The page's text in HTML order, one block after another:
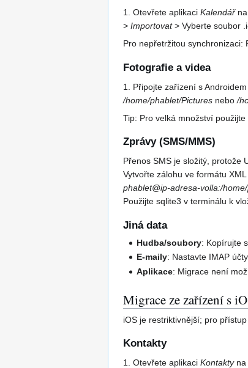
1. Otevřete aplikaci Kalendářna
> Importovat> Vyberte soubor
Pro nepřetržitou synchronizaci:
Fotografie a videa
1. Připojte zařízení s
/home/phablet/Pictures nebo /
Tip: Pro velká množství
Zprávy (SMS/MMS)
Přenos SMS je složitý, protože
Vytvořte zálohu ve formátu
phablet@ip-adresa-volla:/
Použijte sqlite3 v terminálu k
Jiná data
Hudba/soubory: Kopírujte
E-maily: Nastavte IMAP
Aplikace: Migrace není
Migrace ze zařízení s
iOS je restriktivnější; pro
Kontakty
1. Otevřete aplikaci Kontaktyna